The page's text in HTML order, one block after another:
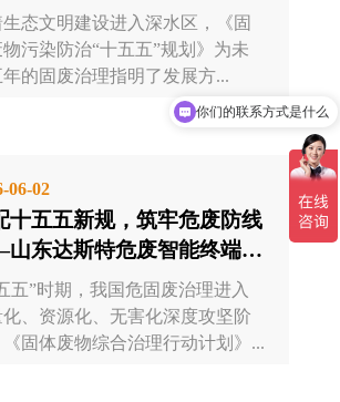
危废数智化...
生态文明建设进入深水区，《固
污染防治“十五五”规划》为未
的固废治理指明了发展方...
06-02
十五五新规，筑牢危废防线
东达斯特危废智能终端一
，全流程合规新...
五”时期，我国危固废治理进入
化、资源化、无害化深度攻坚阶
固体废物综合治理行动计划》...
你们的联系方式是什么